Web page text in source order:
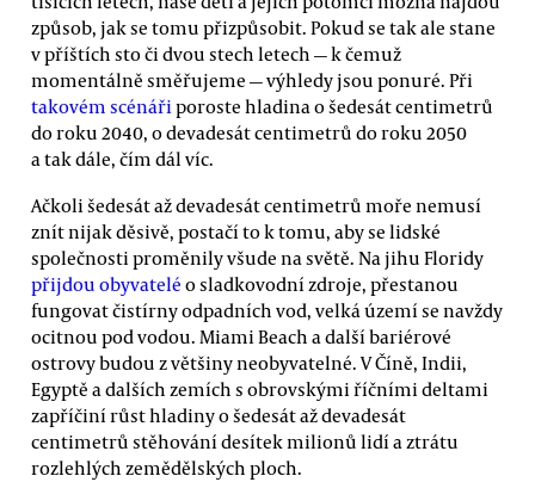
způsob, jak se tomu přizpůsobit. Pokud se tak ale stane
v příštích sto či dvou stech letech — k čemuž
momentálně směřujeme — výhledy jsou ponuré. Při
takovém scénáři poroste hladina o šedesát centimetrů
do roku 2040, o devadesát centimetrů do roku 2050
a tak dále, čím dál víc.
Ačkoli šedesát až devadesát centimetrů moře nemusí
znít nijak děsivě, postačí to k tomu, aby se lidské
společnosti proměnily všude na světě. Na jihu Floridy
přijdou obyvatelé o sladkovodní zdroje, přestanou
fungovat čistírny odpadních vod, velká území se navždy
ocitnou pod vodou. Miami Beach a další bariérové
ostrovy budou z většiny neobyvatelné. V Číně, Indii,
Egyptě a dalších zemích s obrovskými říčními deltami
zapříčiní růst hladiny o šedesát až devadesát
centimetrů stěhování desítek milionů lidí a ztrátu
rozlehlých zemědělských ploch.